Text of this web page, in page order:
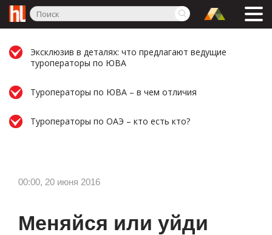
Эксклюзив в деталях: что предлагают ведущие
туроператоры по ЮВА
Туроператоры по ЮВА – в чем отличия
Туроператоры по ОАЭ – кто есть кто?
00:00, 20 июня 2016
Меняйся или уйди